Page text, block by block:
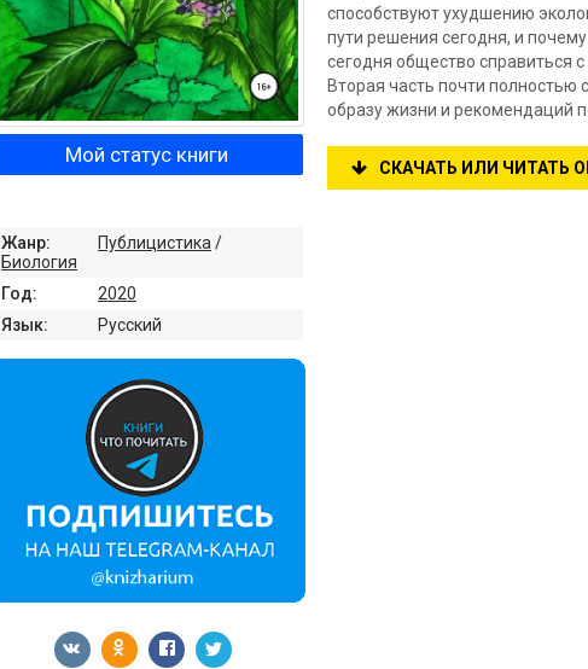
способствуют ухудшению
пути решения сегодня, и
сегодня общество справиться
Вторая часть почти полностью
образу жизни и рекомендаций
СКАЧАТЬ ИЛИ ЧИТАТЬ
Мой статус книги
Жанр: Публицистика /
Биология
Год:
2020
Язык:
Русский